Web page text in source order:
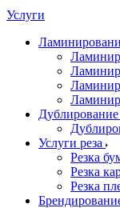
Услуги
Услуги реза
Резка
Резка
Резка